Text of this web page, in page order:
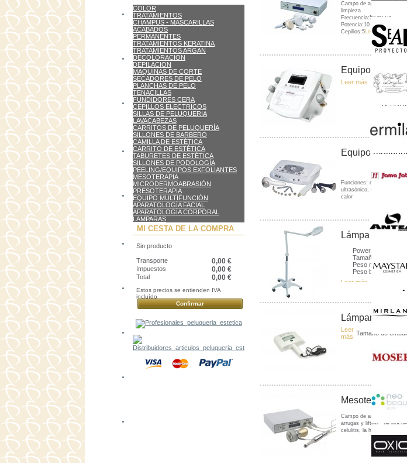
COLOR
TRATAMIENTOS
CHAMPUS - MASCARILLAS
ACABADOS
PERMANENTES
TRATAMIENTOS KERATINA
TRATAMIENTOS ARGAN
DECOLORACION
DEPILACION
MAQUINAS DE CORTE
SECADORES DE PELO
PLANCHAS DE PELO
TENACILLAS
FUNDIDORES CERA
CEPILLOS ELECTRICOS
SILLAS DE PELUQUERIA
LAVACABEZAS
CARRITOS DE PELUQUERÍA
SILLONES DE BARBERO
CAMILLA DE ESTÉTICA
CARRITO DE ESTÉTICA
TABURETES DE ESTÉTICA
SILLONES DE PODOLOGÍA
PEELING/EQUIPOS EXFOLIANTES
MESOTERAPIA
MICRODERMOABRASIÓN
PRESOTERAPIA
EQUIPO MULTIFUNCIÓN
APARATOLOGÍA FACIAL
APARATOLOGÍA CORPORAL
LAMPARAS
MI CESTA DE LA COMPRA
Sin producto
Transporte 0,00 €
Impuestos 0,00 €
Total 0,00 €
Estos precios se entienden IVA
incluído
Confirmar
Campo de aplicación:
limpieza
Frecuencia:50-60 Hz
Potencia:10 W
Cepillos:5Leer más
Equipo de
HZ: 50/
PESO:
Leer más
Equipo
Funciones:
ultrasónico, ultrasonido,
calor
1
Lámpara de
Power:25 W
Tamaño de
Peso neto:12 kg
Peso bruto:13 kg
Leer más
Lámpara Wood
Tamaño de
Leer
más
Mesoterapia
Campo de aplicación:
arrugas y lifting , facilita
celulitis, la